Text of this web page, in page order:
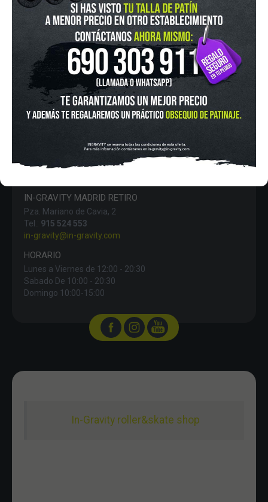
FINANCIA CON:
In-Gravity roller&skate shop
IN-GRAVITY MADRID RETIRO
Pza. Mariano de Cavia, 2
Tel.: 915 524 553
in-gravity@in-gravity.com
HORARIO
Lunes a Viernes de 12:00 - 20:30
Sabado De 10:00 - 20:30
Domingo 10:00-15:00